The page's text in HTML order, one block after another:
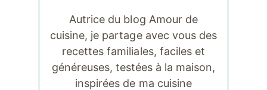
Autrice du blog Amour de
cuisine, je partage avec vous des
recettes familiales, faciles et
généreuses, testées à la maison,
inspirées de ma cuisine